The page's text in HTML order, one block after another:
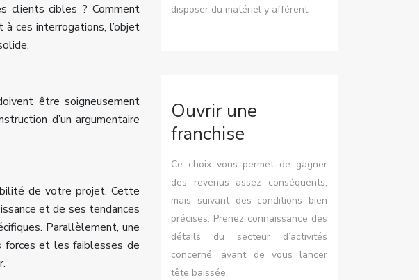
clients cibles ? Comment
ces interrogations, l’objet
être soigneusement
d’un argumentaire
de votre projet. Cette
et de ses tendances
Parallèlement, une
forces et les faiblesses de
disposer du matériel y afférent.
Ouvrir une
franchise
Ce choix vous permet de gagner
des revenus assez conséquents,
mais suivant des conditions bien
précises. Prenez connaissance des
détails du secteur d’activités
concerné, avant de vous lancer
tête baissée.